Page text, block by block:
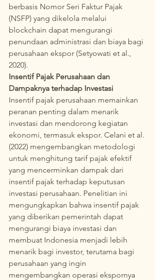
berbasis Nomor Seri Faktur Pajak
(NSFP) yang dikelola melalui
blockchain dapat mengurangi
penundaan administrasi dan biaya bagi
perusahaan ekspor (Setyowati et al.,
2020).
Insentif Pajak Perusahaan dan
Dampaknya terhadap Investasi
Insentif pajak perusahaan memainkan
peranan penting dalam menarik
investasi dan mendorong kegiatan
ekonomi, termasuk ekspor. Celani et al.
(2022) mengembangkan metodologi
untuk menghitung tarif pajak efektif
yang mencerminkan dampak dari
insentif pajak terhadap keputusan
investasi perusahaan. Penelitian ini
mengungkapkan bahwa insentif pajak
yang diberikan pemerintah dapat
mengurangi biaya investasi dan
membuat Indonesia menjadi lebih
menarik bagi investor, terutama bagi
perusahaan yang ingin
mengembangkan operasi ekspornya